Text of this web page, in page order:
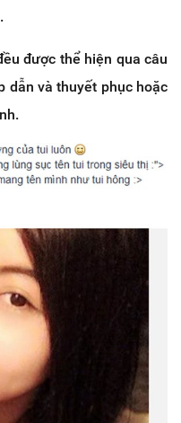
được thể hiện qua câu
dẫn và thuyết phục hoặc